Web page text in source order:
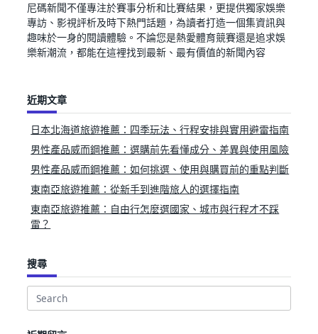
尼碼新聞不僅專注於賽事分析和比賽結果，更提供獨家娛樂
專訪、影視評析及時下熱門話題，為讀者打造一個集資訊與
趣味於一身的閱讀體驗。不論您是熱愛體育競賽還是追求娛
樂新潮流，都能在這裡找到最新、最有價值的新聞內容
近期文章
日本北海道旅遊推薦：四季玩法、行程安排與實用避雷指南
男性產品威而鋼推薦：選購前先看懂成分、差異與使用風險
男性產品威而鋼推薦：如何挑選、使用與購買前的重點判斷
東南亞旅遊推薦：從新手到進階旅人的選擇指南
東南亞旅遊推薦：自由行怎麼選國家、城市與行程才不踩
雷？
搜尋
Search